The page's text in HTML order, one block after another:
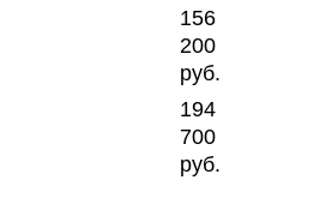
156
200
руб.
194
700
руб.